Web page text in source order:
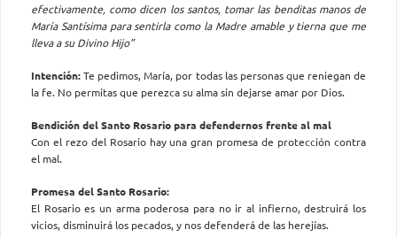
efectivamente, como dicen los santos, tomar las benditas manos de
María Santísima para sentirla como la Madre amable y tierna que me
lleva a su Divino Hijo”
Intención:Te pedimos, María, por todas las personas que reniegan de
la fe. No permitas que perezca su alma sin dejarse amar por Dios.
Bendición del Santo Rosario para defendernos frente al mal
Con el rezo del Rosario hay una gran promesa de protección contra
el mal.
Promesa del Santo Rosario:
El Rosario es un arma poderosa para no ir al infierno, destruirá los
vicios, disminuirá los pecados, y nos defenderá de las herejías.